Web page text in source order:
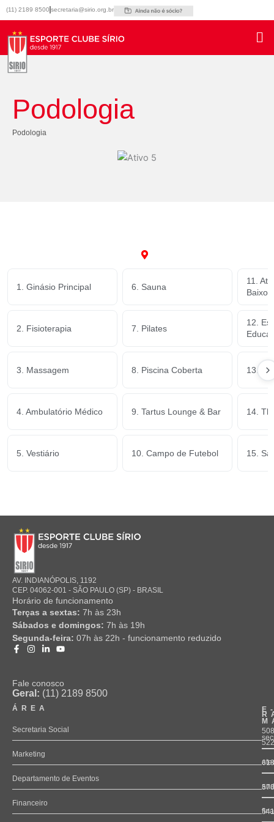
para
conteúdo
(11) 2189 8500 secretaria@sirio.org.br
Podologia
Podologia
1. Ginásio Principal
2. Fisioterapia
3. Massagem
4. Ambulatório Médico
5. Vestiário
6. Sauna
7. Pilates
8. Piscina Coberta
9. Tartus Lounge & Bar
10. Campo de Futebol
11.
Baixo
12.
13.
14.
15.
AV. INDIANÓPOLIS, 1192
CEP. 04062-001 - SÃO PAULO (SP) - BRASIL
Horário de funcionamento
Terças a sextas: 7h às 23h
Sábados e domingos: 7h às 19h
Segunda-feira: 07h às 22h - funcionamento reduzido
Fale conosco
Geral: (11) 2189 8500
ÁREA
Secretaria Social
Marketing
Departamento de Eventos
Financeiro
522
618
578
541